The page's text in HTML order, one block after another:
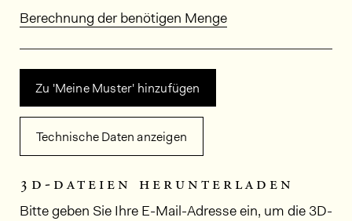
Berechnung der benötigen Menge
Zu 'Meine Muster' hinzufügen
Technische Daten anzeigen
3d-dateien herunterladen
Bitte geben Sie Ihre E-Mail-Adresse ein, um die 3D-